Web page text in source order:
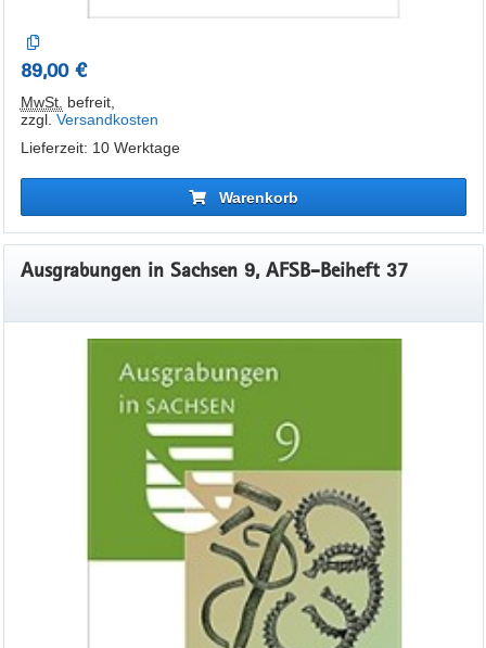
89,00 €
MwSt. befreit,
zzgl. Versandkosten
Lieferzeit: 10 Werktage
Warenkorb
Ausgrabungen in Sachsen 9, AFSB-Beiheft 37